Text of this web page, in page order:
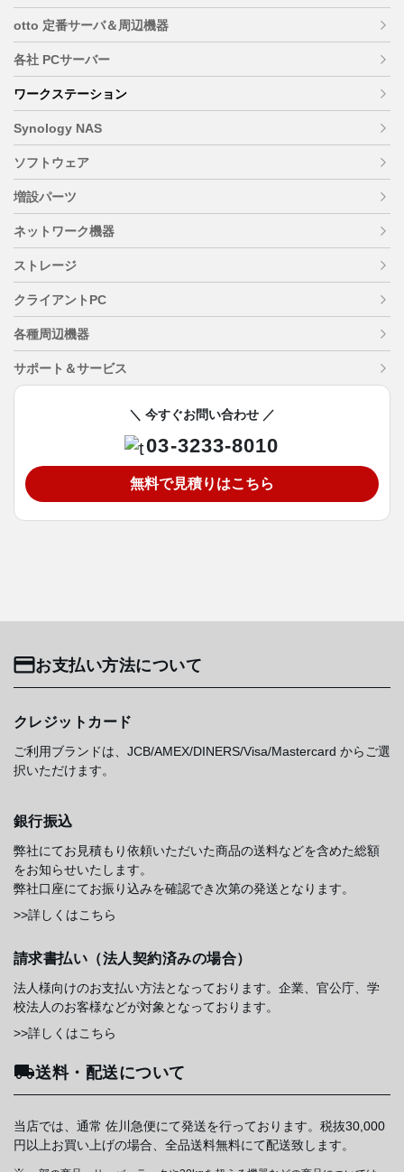
otto 定番サーバ＆周辺機器
各社 PCサーバー
ワークステーション
Synology NAS
ソフトウェア
増設パーツ
ネットワーク機器
ストレージ
クライアントPC
各種周辺機器
サポート＆サービス
＼ 今すぐお問い合わせ ／
03-3233-8010
無料で見積りはこちら
お支払い方法について
クレジットカード
ご利用ブランドは、JCB/AMEX/DINERS/Visa/Mastercard からご選
択いただけます。
銀行振込
弊社にてお見積もり依頼いただいた商品の送料などを含めた総額
をお知らせいたします。
弊社口座にてお振り込みを確認でき次第の発送となります。
>>詳しくはこちら
請求書払い（法人契約済みの場合）
法人様向けのお支払い方法となっております。企業、官公庁、学
校法人のお客様などが対象となっております。
>>詳しくはこちら
送料・配送について
当店では、通常 佐川急便にて発送を行っております。税抜30,000
円以上お買い上げの場合、全品送料無料にて配送致します。